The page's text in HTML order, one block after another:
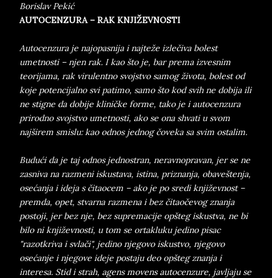
Borislav Pekić
AUTOCENZURA – RAK KNJIŽEVNOSTI
Autocenzura je najopasnija i najteže izlečiva bolest
umetnosti – njen rak. I kao što je, bar prema izvesnim
teorijama, rak virulentno svojstvo samog života, bolest od
koje potencijalno svi patimo, samo što kod svih ne dobija ili
ne stigne da dobije kliničke forme, tako je i autocenzura
prirodno svojstvo umetnosti, ako se ona shvati u svom
najširem smislu: kao odnos jednog čoveka sa svim ostalim.
Budući da je taj odnos jednostran, neravnopravan, jer se ne
zasniva na razmeni iskustava, istina, priznanja, obaveštenja,
osećanja i ideja s čitaocem – ako je po sredi književnost –
premda, opet, stvarna razmena i bez čitaočevog znanja
postoji, jer bez nje, bez supremacije opšteg iskustva, ne bi
bilo ni književnosti, u tom se ortakluku jedino pisac
"razotkriva i svlači", jedino njegovo iskustvo, njegovo
osećanje i njegove ideje postaju deo opšteg znanja i
interesa. Stid i strah, agens movens autocenzure, javljaju se